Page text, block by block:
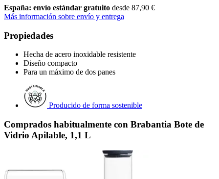
España: envío estándar gratuito desde 87,90 €
Más información sobre envío y entrega
Propiedades
Hecha de acero inoxidable resistente
Diseño compacto
Para un máximo de dos panes
Producido de forma sostenible
Comprados habitualmente con Brabantia Bote de
Vidrio Apilable, 1,1 L